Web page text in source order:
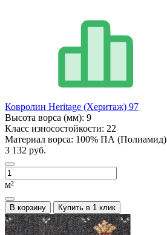
Ковролин Heritage (Херитаж) 97
Высота ворса (мм): 9
Класс износостойкости: 22
Материал ворса: 100% ПА (Полиамид)
3 132 руб.
м²
В корзину Купить в 1 клик